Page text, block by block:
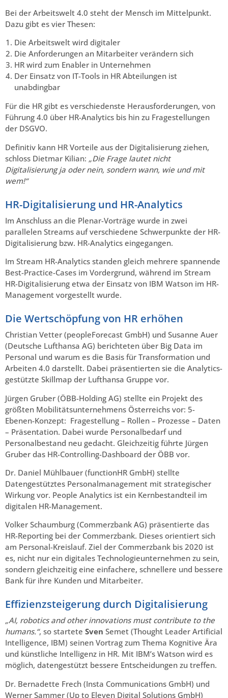
Bei der Arbeitswelt 4.0 steht der Mensch im Mittelpunkt.
Dazu gibt es vier Thesen:
Die Arbeitswelt wird digitaler
Die Anforderungen an Mitarbeiter verändern sich
HR wird zum Enabler in Unternehmen
Der Einsatz von IT-Tools in HR Abteilungen ist
unabdingbar
Für die HR gibt es verschiedenste Herausforderungen, von
Führung 4.0 über HR-Analytics bis hin zu Fragestellungen
der DSGVO.
Definitiv kann HR Vorteile aus der Digitalisierung ziehen,
schloss Dietmar Kilian: „Die Frage lautet nicht
Digitalisierung ja oder nein, sondern wann, wie und mit
wem!“
HR-Digitalisierung und HR-Analytics
Im Anschluss an die Plenar-Vorträge wurde in zwei
parallelen Streams auf verschiedene Schwerpunkte der HR-
Digitalisierung bzw. HR-Analytics eingegangen.
Im Stream HR-Analytics standen gleich mehrere spannende
Best-Practice-Cases im Vordergrund, während im Stream
HR-Digitalisierung etwa der Einsatz von IBM Watson im HR-
Management vorgestellt wurde.
Die Wertschöpfung von HR erhöhen
Christian Vetter (peopleForecast GmbH) und Susanne Auer
(Deutsche Lufthansa AG) berichteten über Big Data im
Personal und warum es die Basis für Transformation und
Arbeiten 4.0 darstellt. Dabei präsentierten sie die Analytics-
gestützte Skillmap der Lufthansa Gruppe vor.
Jürgen Gruber (ÖBB-Holding AG) stellte ein Projekt des
größten Mobilitätsunternehmens Österreichs vor: 5-
Ebenen-Konzept: Fragestellung – Rollen – Prozesse – Daten
– Präsentation. Dabei wurde Personalbedarf und
Personalbestand neu gedacht. Gleichzeitig führte Jürgen
Gruber das HR-Controlling-Dashboard der ÖBB vor.
Dr. Daniel Mühlbauer (functionHR GmbH) stellte
Datengestütztes Personalmanagement mit strategischer
Wirkung vor. People Analytics ist ein Kernbestandteil im
digitalen HR-Management.
Volker Schaumburg (Commerzbank AG) präsentierte das
HR-Reporting bei der Commerzbank. Dieses orientiert sich
am Personal-Kreislauf. Ziel der Commerzbank bis 2020 ist
es, nicht nur ein digitales Technologieunternehmen zu sein,
sondern gleichzeitig eine einfachere, schnellere und bessere
Bank für ihre Kunden und Mitarbeiter.
Effizienzsteigerung durch Digitalisierung
„AI, robotics and other innovations must contribute to the
humans.“, so startete Sven Semet (Thought Leader Artificial
Intelligence, IBM) seinen Vortrag zum Thema Kognitive Ära
und künstliche Intelligenz in HR. Mit IBM’s Watson wird es
möglich, datengestützt bessere Entscheidungen zu treffen.
Dr. Bernadette Frech (Insta Communications GmbH) und
Werner Sammer (Up to Eleven Digital Solutions GmbH)